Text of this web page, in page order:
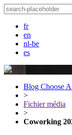
fr
en
nl-be
es
Blog Choose
>
Fichier média
>
Coworking